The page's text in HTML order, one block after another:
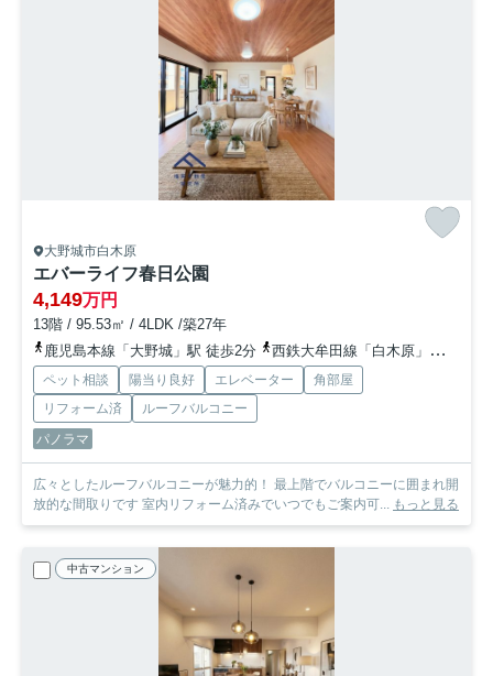
大野城市白木原
エバーライフ春日公園
4,149万円
13階 / 95.53㎡ / 4LDK /築27年
鹿児島本線「大野城」駅 徒歩2分
西鉄大牟田線「白木原」駅 徒歩5分
ペット相談 陽当り良好 エレベーター
角部屋
リフォーム済
ルーフバルコニー
パノラマ
広々としたルーフバルコニーが魅力的！ 最上階でバルコニーに囲まれ開
放的な間取りです 室内リフォーム済みでいつでもご案内可... もっと見る
中古マンション